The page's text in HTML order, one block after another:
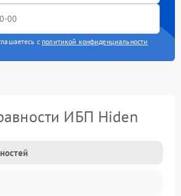
с политикой конфиденциальности
ИБП Hiden